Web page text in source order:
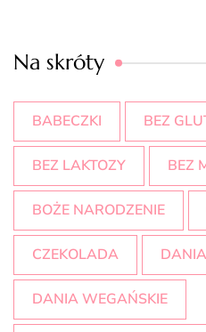
Na skróty
BABECZKI BEZ
BEZ LAKTOZY BEZ
BOŻE NARODZENIE
CZEKOLADA
DANIA WEGAŃSKIE